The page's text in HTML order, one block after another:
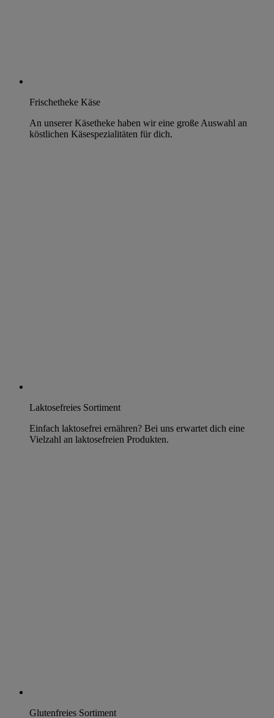
Frischetheke Käse
An unserer Käsetheke haben wir eine große Auswahl an
köstlichen Käsespezialitäten für dich.
Laktosefreies Sortiment
Einfach laktosefrei ernähren? Bei uns erwartet dich eine
Vielzahl an laktosefreien Produkten.
Glutenfreies Sortiment